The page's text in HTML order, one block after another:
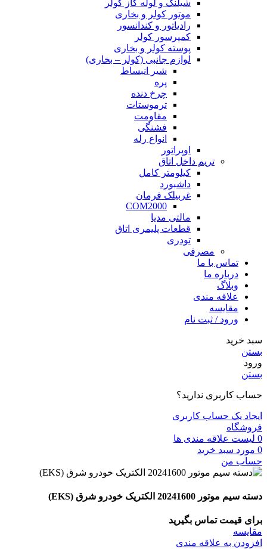
شیلنگ و لوله گاز کولر
موتور کولر و بخاری
رادیاتور و کندانسور
کمپرسور کولر
پوسته کولر و بخاری
لوازم جانبی (کولر – بخاری)
شیر انبساط
پره
چرخ دنده
ترموستات
مقاومت
فشنگی
انواع رله
اوپراتور
تریم داخل اتاق
کیلومتر کامل
داشبورد
غربیلک فرمان
COM2000
مالتی مدیا
قطعات پلیمری اتاق
تودری
مصرفی
تماس با ما
درباره ما
وبلاگ
علاقه مندی
مقايسه
ورود / ثبت نام
سبد خرید
بستن
ورود
بستن
حساب کاربری ندارید؟
ایجاد یک حساب کاربری
فروشگاه
0 لیست علاقه مندی ها
0 مورد سبد خرید
حساب من
دسته سیم موتور 20241600 الکتریک خودرو شرق (EKS)
برای قیمت تماس بگیرید
مقايسه
افزودن به علاقه مندی